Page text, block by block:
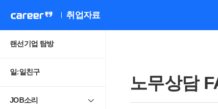
취업자료
랜선기업 탐방
일:일친구
JOB소리
노무상담